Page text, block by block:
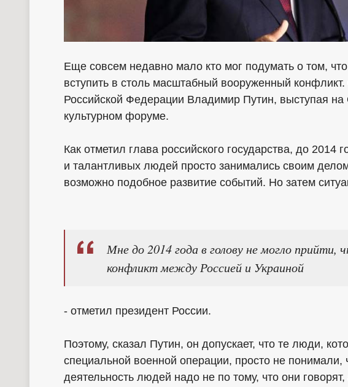
Еще совсем недавно мало кто мог подумать о том,
вступить в столь масштабный вооруженный
Российской Федерации Владимир Путин, выступая на
культурном форуме.
Как отметил глава российского государства, до 2014
и талантливых людей просто занимались своим
возможно подобное развитие событий. Но затем
Мне до 2014 года в голову не могло
конфликт между Россией и Украиной
- отметил президент России.
Поэтому, сказал Путин, он допускает, что те люди,
специальной военной операции, просто не понимали,
деятельность людей надо не по тому, что они